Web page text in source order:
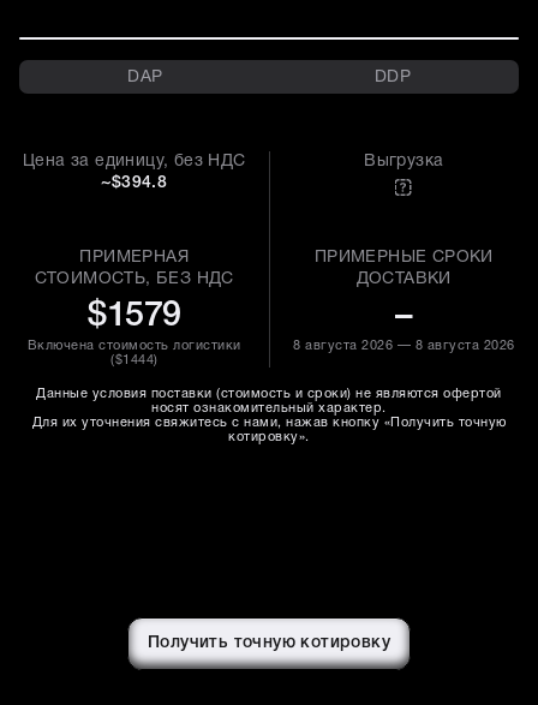
DAP DDP
Цена за единицу, без НДС
~$394.8
ПРИМЕРНАЯ
СТОИМОСТЬ, БЕЗ НДС
$1579
Включена стоимость логистики
($1444)
Выгрузка
ПРИМЕРНЫЕ СРОКИ
ДОСТАВКИ
–
8 августа 2026 — 8 августа 2026
Данные условия поставки (стоимость и сроки) не являются офертой
носят ознакомительный характер.
Для их уточнения свяжитесь с нами, нажав кнопку «Получить точную
котировку».
Получить точную котировку